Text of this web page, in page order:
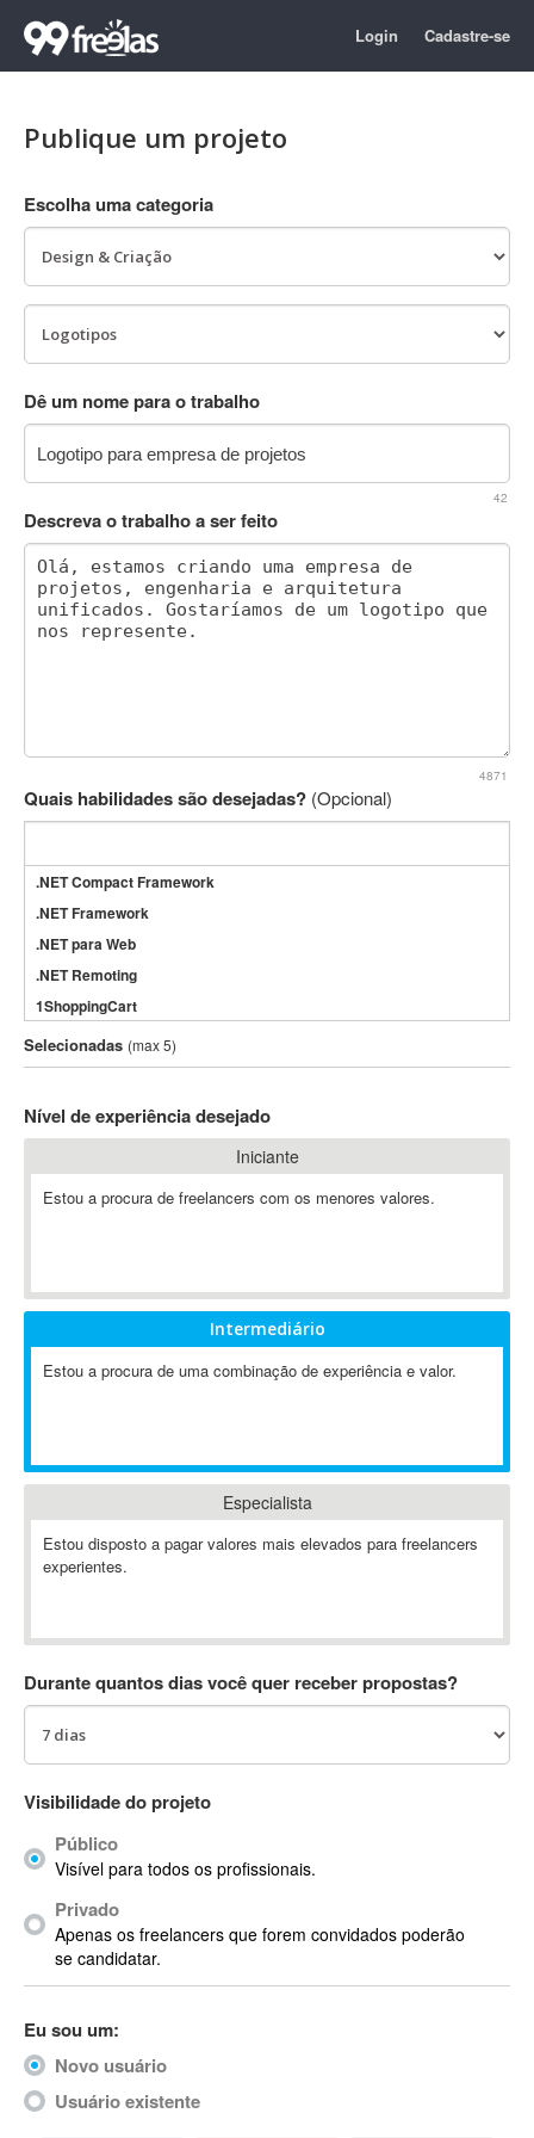
Login Cadastre-se
Publique um projeto
Escolha uma categoria
Dê um nome para o trabalho
42
Descreva o trabalho a ser feito
4871
Quais habilidades são desejadas? (Opcional)
.NET Compact Framework
.NET Framework
.NET para Web
.NET Remoting
1ShoppingCart
3DS Max
3GSM
802.11
A-GPS
ABAP
Abaqus
ABBYY FineReader
Ableton
Ableton Push
Abstract
AC3
ACID Pro
ACPI
Acrobat
Acrobat X
Acronis
ACT
Actimize
ActionScript
ActionScript 3
Selecionadas (max 5)
Nível de experiência desejado
Iniciante
Estou a procura de freelancers com os menores valores.
Intermediário
Estou a procura de uma combinação de experiência e valor.
Especialista
Estou disposto a pagar valores mais elevados para freelancers
experientes.
Durante quantos dias você quer receber propostas?
Visibilidade do projeto
Público
Visível para todos os profissionais.
Privado
Apenas os freelancers que forem convidados poderão
se candidatar.
Eu sou um:
Novo usuário
Usuário existente